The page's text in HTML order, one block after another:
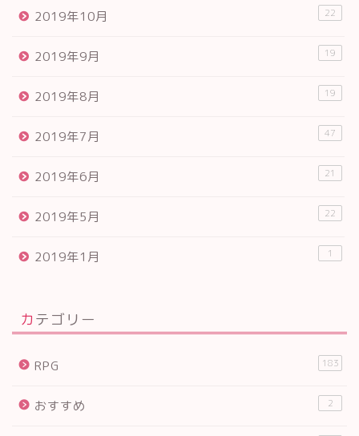
2019年10月 22
2019年9月 19
2019年8月 19
2019年7月 47
2019年6月 21
2019年5月 22
2019年1月 1
カテゴリー
RPG 183
おすすめ 2